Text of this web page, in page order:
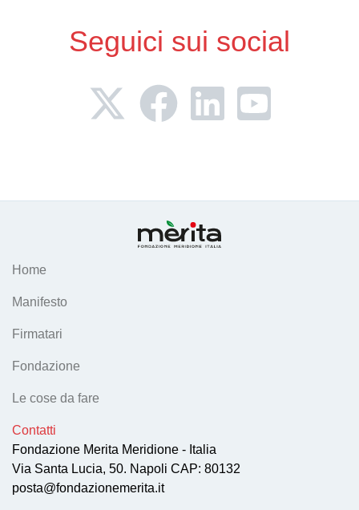
Seguici sui social
Home
Manifesto
Firmatari
Fondazione
Le cose da fare
Contatti
Fondazione Merita Meridione - Italia
Via Santa Lucia, 50. Napoli CAP: 80132
posta@fondazionemerita.it